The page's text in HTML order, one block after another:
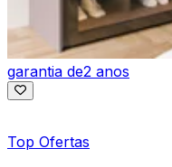
garantia de2 anos
Top Ofertas